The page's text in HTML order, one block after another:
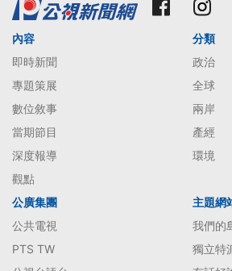
內容
即時新聞
專題策展
數位敘事
當期節目
深度報導
觀點
分類
政治
全球
兩岸
產經
環境
公廣集團
公共電視
PTS TW
主題網
我們的
獨立特